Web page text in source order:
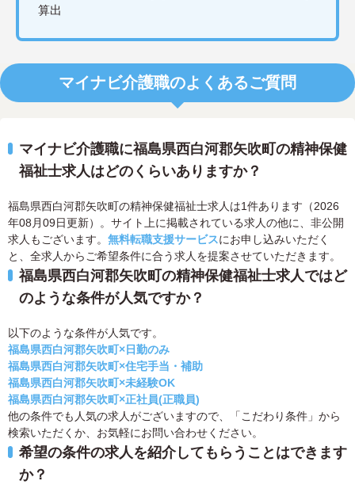
算出
マイナビ介護職のよくあるご質問
マイナビ介護職に福島県西白河郡矢吹町の精神保健
福祉士求人はどのくらいありますか？
福島県西白河郡矢吹町の精神保健福祉士求人は1件あります（2026
年08月09日更新）。サイト上に掲載されている求人の他に、非公開
求人もございます。 無料転職支援サービスにお申し込みいただく
と、全求人からご希望条件に合う求人を提案させていただきます。
福島県西白河郡矢吹町の精神保健福祉士求人ではど
のような条件が人気ですか？
以下のような条件が人気です。
福島県西白河郡矢吹町×日勤のみ
福島県西白河郡矢吹町×住宅手当・補助
福島県西白河郡矢吹町×未経験OK
福島県西白河郡矢吹町×正社員(正職員)
他の条件でも人気の求人がございますので、「こだわり条件」から
検索いただくか、お気軽にお問い合わせください。
希望の条件の求人を紹介してもらうことはできます
か？